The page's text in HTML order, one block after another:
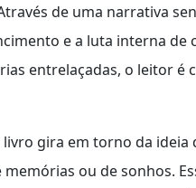
de uma narrativa
e a luta interna
entrelaçadas, o leitor
gira em torno da
memórias ou de sonhos.